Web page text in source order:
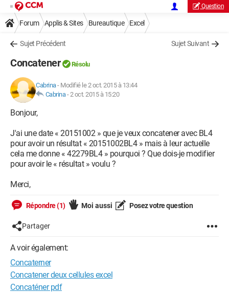
Question
Forum Applis & Sites Bureautique Excel
Sujet Précédent Sujet Suivant
Concatener Résolu
Cabrina- Modifié le 2 oct. 2015 à 13:44
Cabrina-2 oct. 2015 à 15:20
Bonjour,
J'ai une date « 20151002 » que je veux concatener avec BL4
pour avoir un résultat « 20151002BL4 » mais à leur actuelle
cela me donne « 42279BL4 » pourquoi ? Que dois-je modifier
pour avoir le « résultat » voulu ?
Merci,
Répondre (1) Moi aussi Posez votre question
Partager
A voir également:
Concaterner
Concatener deux cellules excel
Concaténer pdf